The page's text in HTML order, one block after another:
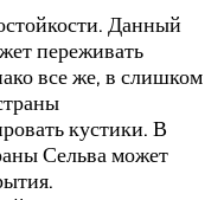
Данный
переживать
все же, в слишком
кустики. В
Сельва может